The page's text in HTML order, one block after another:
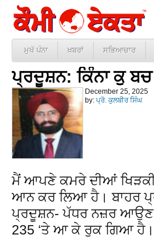
ਮੁਖੱ ਪੰਨਾ ਖ਼ਬਰਾਂ ਸਭਿਆਚਾਰ
ਪ੍ਰਦੂਸ਼ਨ: ਕਿੰਨਾ ਕੁ
December 25, 2025
by: ਪ੍ਰੋ. ਕੁਲਬੀਰ ਸਿੰਘ
ਮੈਂ ਆਪਣੇ ਕਮਰੇ ਦੀਆਂ
ਆਨ ਕਰ ਲਿਆ ਹੈ। ਬਾਹਰ
ਪ੍ਰਦੂਸ਼ਨ- ਪੱਧਰ ਨਜ਼ਰ ਆਉਣ
235 ‘ਤੇ ਆ ਕੇ ਰੁਕ ਗਿਆ